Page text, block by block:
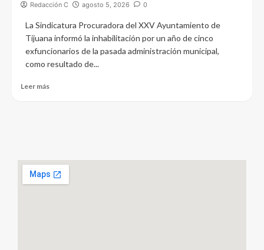
Redacción C agosto 5, 2026 0
La Sindicatura Procuradora del XXV Ayuntamiento de
Tijuana informó la inhabilitación por un año de cinco
exfuncionarios de la pasada administración municipal,
como resultado de...
Leer más